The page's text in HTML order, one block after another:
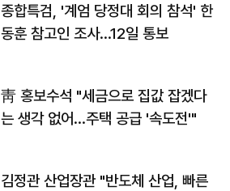
종합특검, '계엄 당정대 회의 참석' 한
동훈 참고인 조사...12일 통보
靑 홍보수석 "세금으로 집값 잡겠다
는 생각 없어…주택 공급 '속도전'"
김정관 산업장관 "반도체 산업, 빠른